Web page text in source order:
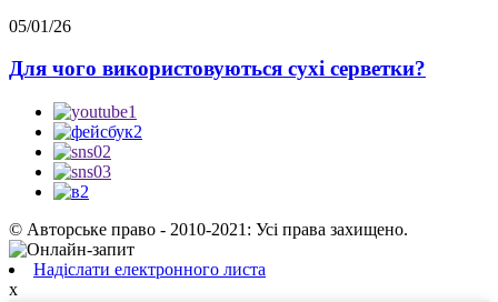
05/01/26
Для чого використовуються сухі серветки?
© Авторське право - 2010-2021: Усі права захищено.
Надіслати електронного листа
x